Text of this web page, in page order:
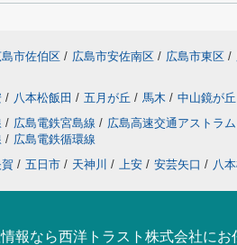
島市佐伯区 / 広島市安佐南区 / 広島市東区 /
/ 八本松飯田 / 五月が丘 / 馬木 / 中山鏡が丘
/ 広島電鉄宮島線 / 広島高速交通アストラ
/ 広島電鉄循環線
/ 五日市 / 天神川 / 上安 / 安芸矢口 / 八
報なら西洋トラスト株式会社にお